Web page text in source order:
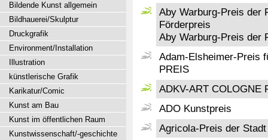
Aby Warburg-Preis der
Förderpreis
Aby Warburg-Preis der
Adam-Elsheimer-Preis
PREIS
ADKV-ART COLOGNE
ADO Kunstpreis
Agricola-Preis der
Bildende Kunst allgemein
Bildhauerei/Skulptur
Druckgrafik
Environment/Installation
Illustration
künstlerische Grafik
Karikatur/Comic
Kunst am Bau
Kunst im öffentlichen Raum
Kunstwissenschaft/-geschichte